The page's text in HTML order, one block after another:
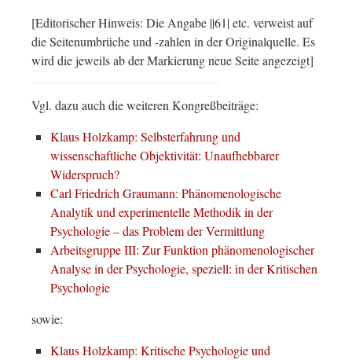
[Editorischer Hinweis: Die Angabe ||61| etc. verweist auf
die Seitenumbrüche und -zahlen in der Originalquelle. Es
wird die jeweils ab der Markierung neue Seite angezeigt]
Vgl. dazu auch die weiteren Kongreßbeiträge:
Klaus Holzkamp: Selbsterfahrung und
wissenschaftliche Objektivität: Unaufhebbarer
Widerspruch?
Carl Friedrich Graumann: Phänomenologische
Analytik und experimentelle Methodik in der
Psychologie – das Problem der Vermittlung
Arbeitsgruppe III: Zur Funktion phänomenologischer
Analyse in der Psychologie, speziell: in der Kritischen
Psychologie
sowie:
Klaus Holzkamp: Kritische Psychologie und